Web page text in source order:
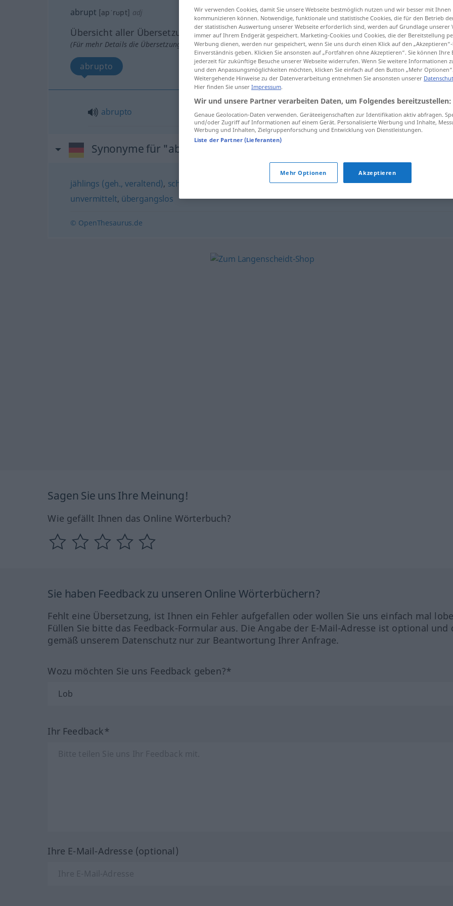
abrupt [apˈrʊpt] adj
Übersicht aller Übersetzungen
(Für mehr Details die Übersetzung anklicken/antippen)
abrupto
abrupto abrupt
Synonyme für "abrupt"
jählings (geh., veraltend), schlagartig unversehens,jäh,plötzlich (Hauptform),
unvermittelt, übergangslos
© OpenThesaurus.de
Sagen Sie uns Ihre Meinung!
Wie gefällt Ihnen das Online Wörterbuch?
Sie haben Feedback zu unseren Online Wörterbüchern?
Fehlt eine Übersetzung, ist Ihnen ein Fehler aufgefallen oder wollen Sie uns einfach mal
Füllen Sie bitte das Feedback-Formular aus. Die Angabe der E-Mail-Adresse ist optional und
gemäß unserem Datenschutz nur zur Beantwortung Ihrer Anfrage.
Wozu möchten Sie uns Feedback geben?*
Ihr Feedback*
Ihre E-Mail-Adresse (optional)
Wir verwenden Cookies, damit Sie unsere Webseite bestmöglich nutzen und wir besser mit Ihnen
kommunizieren können. Notwendige, funktionale und statistische Cookies, die für den Betrieb
der statistischen Auswertung unserer Webseite erforderlich sind, werden auf Grundlage unserer
immer auf Ihrem Endgerät gespeichert. Marketing-Cookies und Cookies, die der Bereitstellung
Werbung dienen, werden nur gespeichert, wenn Sie uns durch einen Klick auf den
Einverständnis geben. Klicken Sie ansonsten auf „Fortfahren ohne Akzeptieren“. Sie können Ihre
jederzeit für zukünftige Besuche unserer Webseite widerrufen. Wenn Sie weitere Informationen
und den Anpassungsmöglichkeiten möchten, klicken Sie einfach auf den Button „Mehr Optionen“.
Weitergehende Hinweise zu der Datenverarbeitung entnehmen Sie ansonsten unserer
Hier finden Sie unser Impressum.
Wir und unsere Partner verarbeiten Daten, um Folgendes bereitzustellen:
Genaue Geolocation-Daten verwenden. Geräteeigenschaften zur Identifikation aktiv abfragen.
und/oder Zugriff auf Informationen auf einem Gerät. Personalisierte Werbung und Inhalte,
Werbung und Inhalten, Zielgruppenforschung und Entwicklung von Dienstleistungen.
Liste der Partner (Lieferanten)
Mehr Optionen Akzeptieren